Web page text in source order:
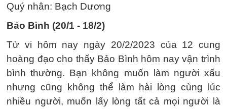
Quý nhân: Bạch Dương
Bảo Bình (20/1 - 18/2)
Tử vi hôm nay ngày 20/2/2023 của 12 cung
hoàng đạo cho thấy Bảo Bình hôm nay vận trình
bình thường. Bạn không muốn làm người xấu
nhưng cũng không thể làm hài lòng cùng lúc
nhiều người, muốn lấy lòng tất cả mọi người là